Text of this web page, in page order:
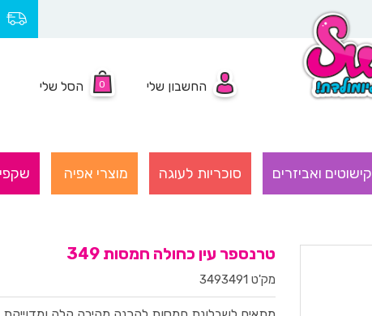
החשבון שלי 0 הסל שלי
קישוטים ואביזרים סוכריות לעוגה מוצרי אפיה
טרנספר עין כחולה חמסות 349
מק'ט 3493491